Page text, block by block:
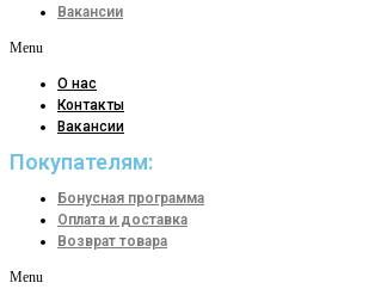
Вакансии
Menu
О нас
Контакты
Вакансии
Покупателям:
Бонусная программа
Оплата и доставка
Возврат товара
Menu